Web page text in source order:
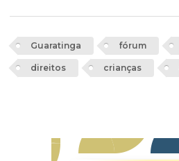
Guaratinga fórum
direitos crianças